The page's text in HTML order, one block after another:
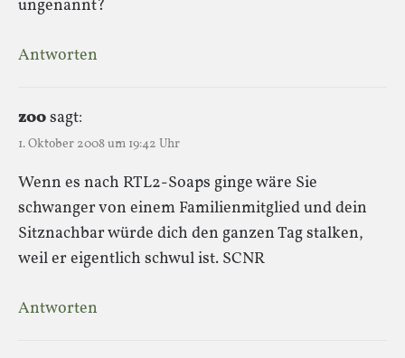
ungenannt?
Antworten
z00sagt:
1. Oktober 2008 um 19:42 Uhr
Wenn es nach RTL2-Soaps ginge wäre Sie
schwanger von einem Familienmitglied und dein
Sitznachbar würde dich den ganzen Tag stalken,
weil er eigentlich schwul ist. SCNR
Antworten